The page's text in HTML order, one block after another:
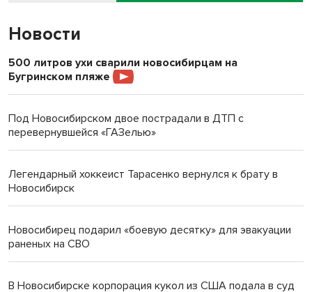
Новости
500 литров ухи сварили новосибирцам на
Бугринском пляже
Под Новосибирском двое пострадали в ДТП с
перевернувшейся «ГАЗелью»
Легендарный хоккеист Тарасенко вернулся к брату в
Новосибирск
Новосибирец подарил «боевую десятку» для эвакуации
раненых на СВО
В Новосибирске корпорация кукол из США подала в суд